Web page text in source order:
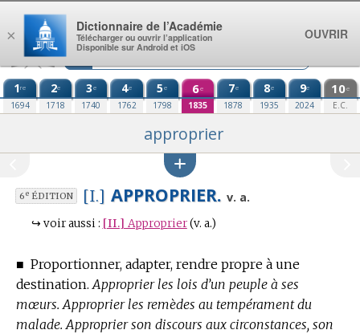
Aller au contenu
1re
1694
2e
1718
3e
1740
4e
1762
5e
1798
6e
1835
7e
1878
8e
1935
9e
2024
10e
E.C.
approprier
6eÉDITION [I.] APPROPRIER. v. a.
↪ voir aussi : [II.] Approprier (v. a.)
■ Proportionner, adapter, rendre propre à une
destination. Approprier les lois d’un peuple à ses
mœurs. Approprier les remèdes au tempérament du
malade. Approprier son discours aux circonstances, son
×
Dictionnaire de l’Académie
Télécharger ou ouvrir l’application
Disponible sur Android et iOS
OUVRIR